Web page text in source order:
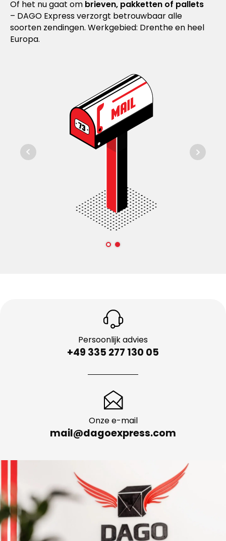
Of het nu gaat om brieven, pakketten of pallets
– DAGO Express verzorgt betrouwbaar alle
soorten zendingen. Werkgebied: Drenthe en heel
Europa.
Persoonlijk advies
+49 335 277 130 05
Onze e-mail
mail@dagoexpress.com